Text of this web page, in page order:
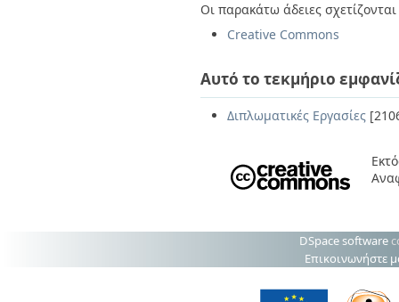
Οι παρακάτω άδειες
Creative Commons
Αυτό το τεκμήριο
Διπλωματικές Εργασίες
DSpace software
Επικοινωνήστε